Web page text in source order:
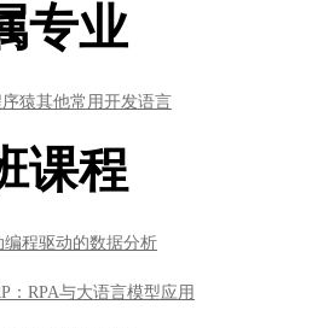
专业
猿其他常用开发语言
课程
编程驱动的数据分析
：RPA与大语言模型应用